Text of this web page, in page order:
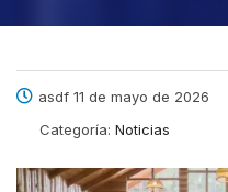
asdf 11 de mayo de 2026
Categoría: Noticias